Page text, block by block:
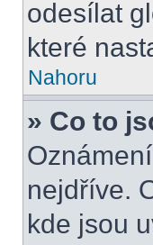
odesílat
které
Nahoru
» Co to
nejdříve.
kde jsou